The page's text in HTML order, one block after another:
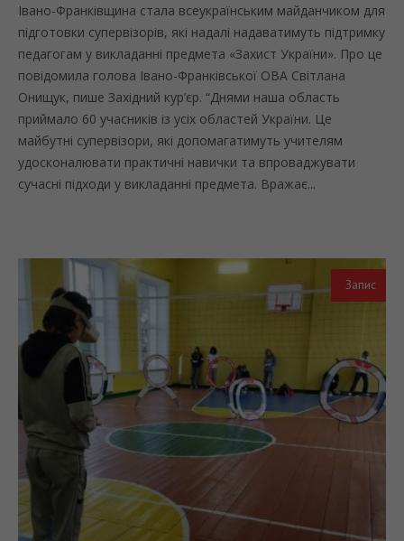
Івано-Франківщина стала всеукраїнським майданчиком для
підготовки супервізорів, які надалі надаватимуть підтримку
педагогам у викладанні предмета «Захист України». Про це
повідомила голова Івано-Франківської ОВА Світлана
Онищук, пише Західний кур’єр. “Днями наша область
приймало 60 учасників із усіх областей України. Це
майбутні супервізори, які допомагатимуть учителям
удосконалювати практичні навички та впроваджувати
сучасні підходи у викладанні предмета. Вражає...
Запис